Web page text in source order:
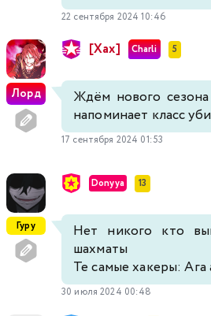
22 сентября 2024 10:46
Лорд
[Хах] Charli 5
Ждём нового
напоминает класс
17 сентября 2024 01:53
Гуру
Donyya 13
Нет никого кто
шахматы
Те самые хакеры: Ага
30 июля 2024 00:48